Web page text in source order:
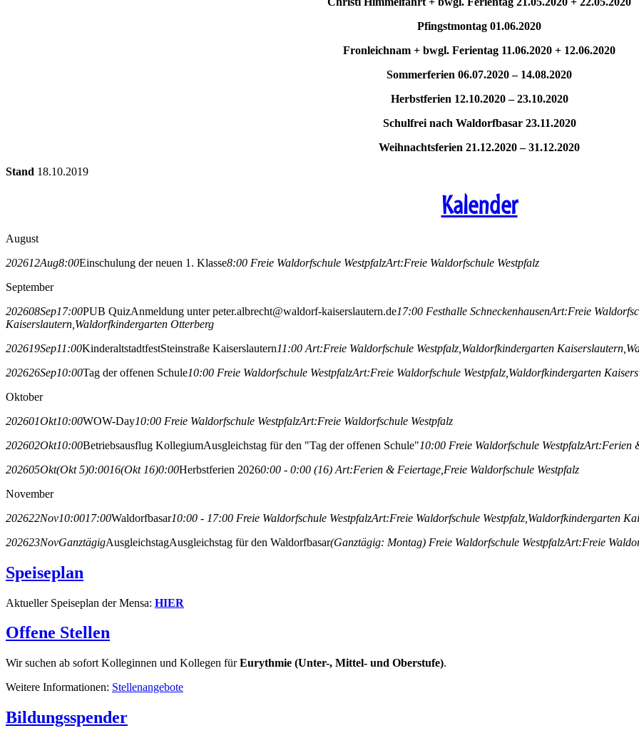
Pfingstmontag 01.06.2020
Fronleichnam + bwgl. Ferientag 11.06.2020 + 12.06.2020
Sommerferien 06.07.2020 – 14.08.2020
Herbstferien 12.10.2020 – 23.10.2020
Schulfrei nach Waldorfbasar 23.11.2020
Weihnachtsferien 21.12.2020 – 31.12.2020
Stand 18.10.2019
Kalender
August
202612Aug8:00Einschulung der neuen 1. Klasse8:00 Freie Waldorfschule WestpfalzArt:Freie Waldorfschule Westpfalz
September
202608Sep17:00PUB QuizAnmeldung unter peter.albrecht@waldorf-kaiserslautern.de17:00 Festhalle SchneckenhausenArt:Freie
Kaiserslautern, Waldorfkindergarten Otterberg
202619Sep11:00KinderaltstadtfestSteinstraße Kaiserslautern11:00 Art:Freie Waldorfschule Westpfalz, Waldorfkindergarten Kaiserslautern,
202626Sep10:00Tag der offenen Schule10:00 Freie Waldorfschule WestpfalzArt:Freie Waldorfschule Westpfalz, Waldorfkindergarten
Oktober
202601Okt10:00WOW-Day10:00 Freie Waldorfschule WestpfalzArt:Freie Waldorfschule Westpfalz
202602Okt10:00Betriebsausflug KollegiumAusgleichstag für den "Tag der offenen Schule"10:00 Freie Waldorfschule WestpfalzArt:Ferien
202605Okt(Okt 5)0:0016(Okt 16)0:00Herbstferien 20260:00 - 0:00 (16) Art:Ferien & Feiertage, Freie Waldorfschule Westpfalz
November
202622Nov10:0017:00Waldorfbasar10:00 - 17:00 Freie Waldorfschule WestpfalzArt:Freie Waldorfschule Westpfalz, Waldorfkindergarten
202623NovGanztägigAusgleichstagAusgleichstag für den Waldorfbasar(Ganztägig: Montag) Freie Waldorfschule WestpfalzArt:Freie
Speiseplan
Aktueller Speiseplan der Mensa: HIER
Offene Stellen
Wir suchen ab sofort Kolleginnen und Kollegen fürEurythmie (Unter-, Mittel- und Oberstufe).
Weitere Informationen: Stellenangebote
Bildungsspender